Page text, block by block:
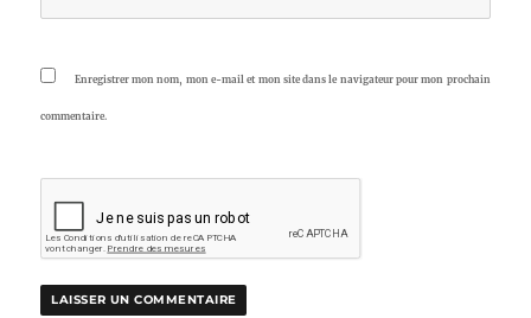
Enregistrer mon nom, mon e-mail et mon site dans le navigateur pour mon prochain
commentaire.